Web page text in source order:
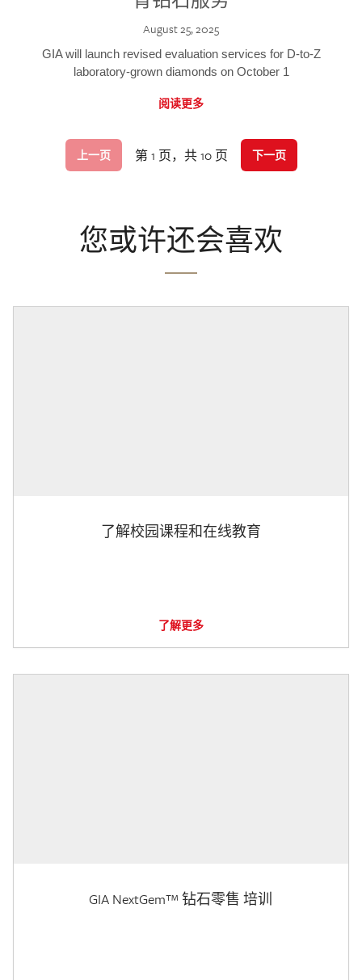
August 25, 2025
GIA will launch revised evaluation services for D-to-Z
laboratory-grown diamonds on October 1
阅读更多
上一页 第 1 页，共 10 页 下一页
您或许还会喜欢
了解校园课程和在线教育
了解更多
GIA NextGem™ 钻石零售 培训